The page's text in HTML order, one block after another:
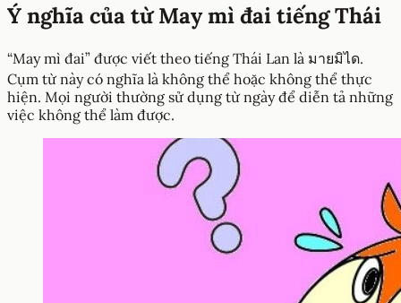
Ý nghĩa của từ May mì đai tiếng Thái
“May mì đai” được viết theo tiếng Thái Lan là มายมิได.
Cụm từ này có nghĩa là không thể hoặc không thể thực
hiện. Mọi người thường sử dụng từ ngày để diễn tả những
việc không thể làm được.